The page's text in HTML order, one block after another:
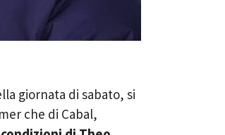
giornata di sabato, si
che di Cabal,